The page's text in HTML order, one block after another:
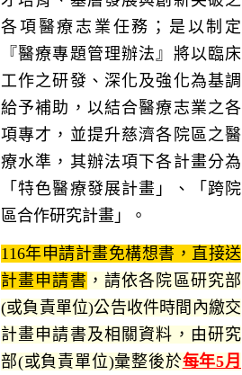
各項醫療志業任務；是以制定
『醫療專題管理辦法』將以臨床
工作之研發、深化及強化為基調
給予補助，以結合醫療志業之各
項專才，並提升慈濟各院區之醫
療水準，其辦法項下各計畫分為
「特色醫療發展計畫」、「跨院
區合作研究計畫」。
116年申請計畫免構想書，直接送
計畫申請書 ， 請依各院區研究部
(或負責單位)公告收件時間內繳交
計畫申請書及相關資料，由研究
部(或負責單位)彙整後於每年5月